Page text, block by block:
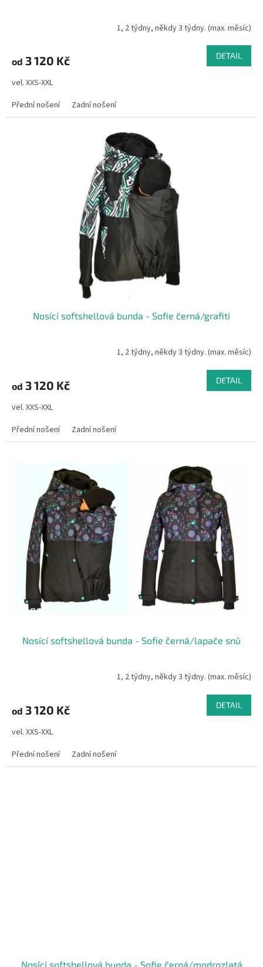
1, 2 týdny, někdy 3 týdny. (max. měsíc)
od 3 120 Kč DETAIL
vel. XXS-XXL
Přední nošení
Zadní nošení
Nosící softshellová bunda - Sofie černá/grafiti
1, 2 týdny, někdy 3 týdny. (max. měsíc)
od 3 120 Kč DETAIL
vel. XXS-XXL
Přední nošení
Zadní nošení
Nosící softshellová bunda - Sofie černá/lapače snů
1, 2 týdny, někdy 3 týdny. (max. měsíc)
od 3 120 Kč DETAIL
vel. XXS-XXL
Přední nošení
Zadní nošení
Nosící softshellová bunda - Sofie černá/modrozlatá